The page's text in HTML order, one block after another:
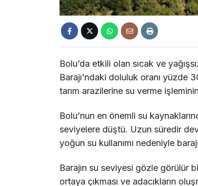
Bolu’da etkili olan sıcak ve
Barajı’ndaki doluluk oranı yüzde
tarım arazilerine su verme
Bolu’nun en önemli su
seviyelere düştü. Uzun süredir
yoğun su kullanımı nedeniyle
Barajın su seviyesi gözle görülür
ortaya çıkması ve adacıkların